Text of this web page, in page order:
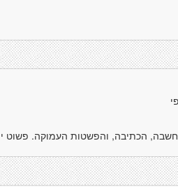
הכתיבה, והפשטות העמוקה. פשוט